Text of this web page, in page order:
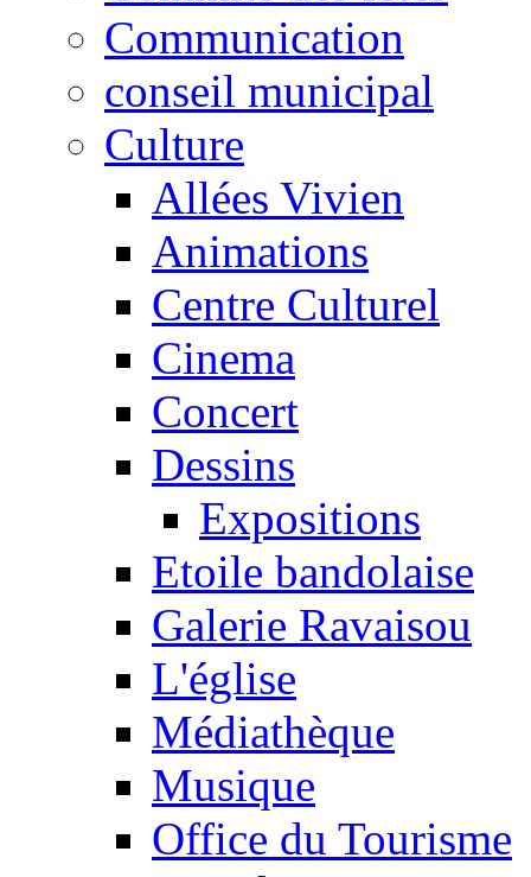
Communication
conseil municipal
Culture
Allées Vivien
Animations
Centre Culturel
Cinema
Concert
Dessins
Expositions
Etoile bandolaise
Galerie Ravaisou
L'église
Médiathèque
Musique
Office du Tourisme